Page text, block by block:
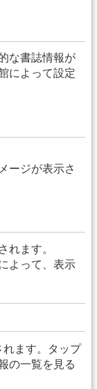
な書誌情報が
によって設定
ージが表示さ
れます。
よって、表示
れます。タップ
の一覧を見る